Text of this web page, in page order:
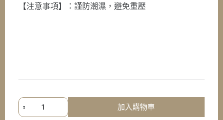
【注意事項】：謹防潮濕，避免重壓
《七
星
加入購物車